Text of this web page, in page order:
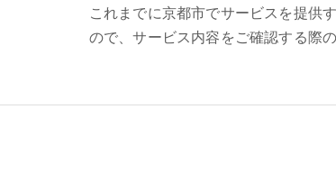
これまでに京都市でサービスを提供
ので、サービス内容をご確認する際